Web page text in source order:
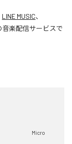
LINE MUSIC、
音楽配信サービスで
Micro